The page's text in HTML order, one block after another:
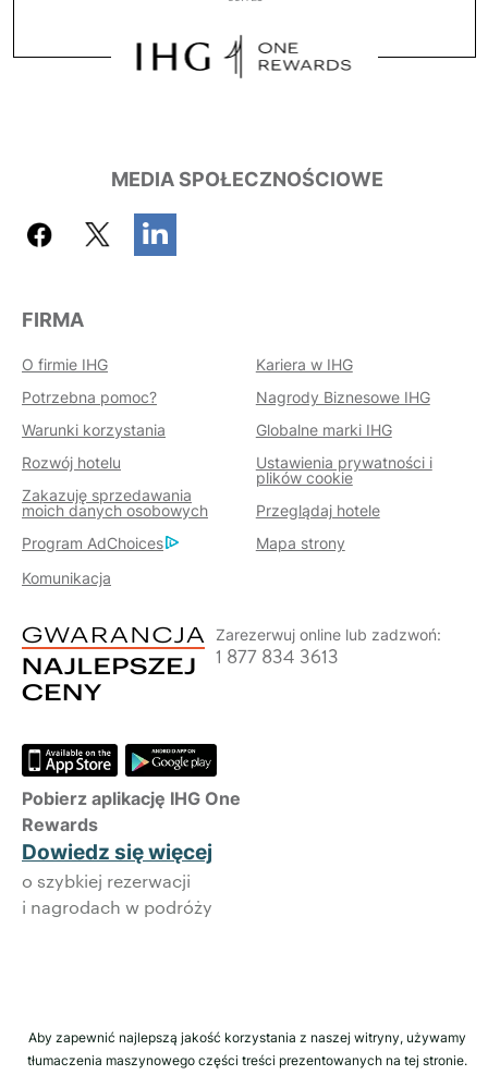
MEDIA SPOŁECZNOŚCIOWE
FIRMA
O firmie IHG
Kariera w IHG
Potrzebna pomoc?
Nagrody Biznesowe IHG
Warunki korzystania
Globalne marki IHG
Rozwój hotelu
Ustawienia prywatności i
plików cookie
Zakazuję sprzedawania
moich danych osobowych
Przeglądaj hotele
Program AdChoices
Mapa strony
Komunikacja
Zarezerwuj online lub zadzwoń:
1 877 834 3613
Pobierz aplikację IHG One
Rewards
Dowiedz się więcej
o szybkiej rezerwacji
i nagrodach w podróży
Aby zapewnić najlepszą jakość korzystania z naszej witryny, używamy
tłumaczenia maszynowego części treści prezentowanych na tej stronie.